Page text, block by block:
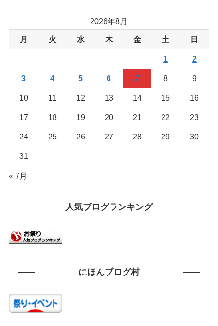
2026年8月
月 火 水 木 金 土 日
1 2
3 4 5 6 7 8 9
10 11 12 13 14 15 16
17 18 19 20 21 22 23
24 25 26 27 28 29 30
31
« 7月
人気ブログランキング
にほんブログ村